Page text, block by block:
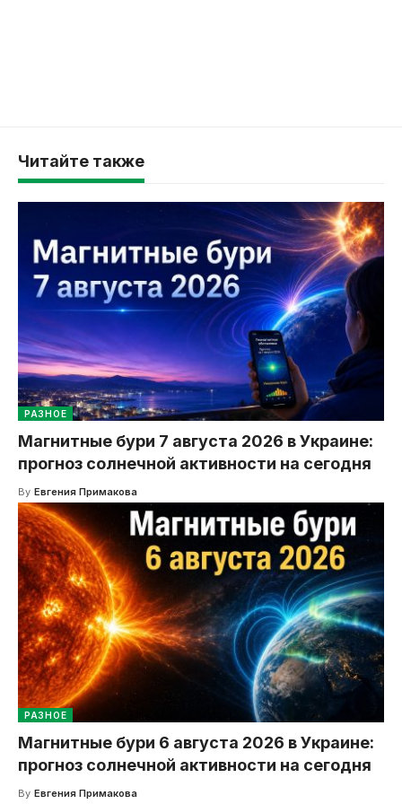
Читайте также
РАЗНОЕ
Магнитные бури 7 августа 2026 в Украине:
прогноз солнечной активности на сегодня
By Евгения Примакова
РАЗНОЕ
Магнитные бури 6 августа 2026 в Украине:
прогноз солнечной активности на сегодня
By Евгения Примакова